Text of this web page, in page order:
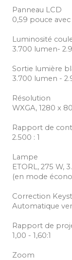
Panneau LCD
0,59 pouce
Luminosité
3.700 lumen-
Sortie lumière
3.700 lumen -
Résolution
WXGA, 1280 x
Rapport de
2.500 : 1
Lampe
ETORL, 275 W,
(en mode
Correction
Automatique
Rapport de
1,00 - 1,60:1
Zoom